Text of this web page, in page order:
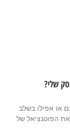
שלי?
או אפילו בשלב
הפוטנציאל של